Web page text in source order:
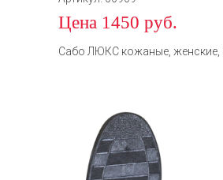
Цена 1450 руб.
Сабо ЛЮКС кожаные, женские,